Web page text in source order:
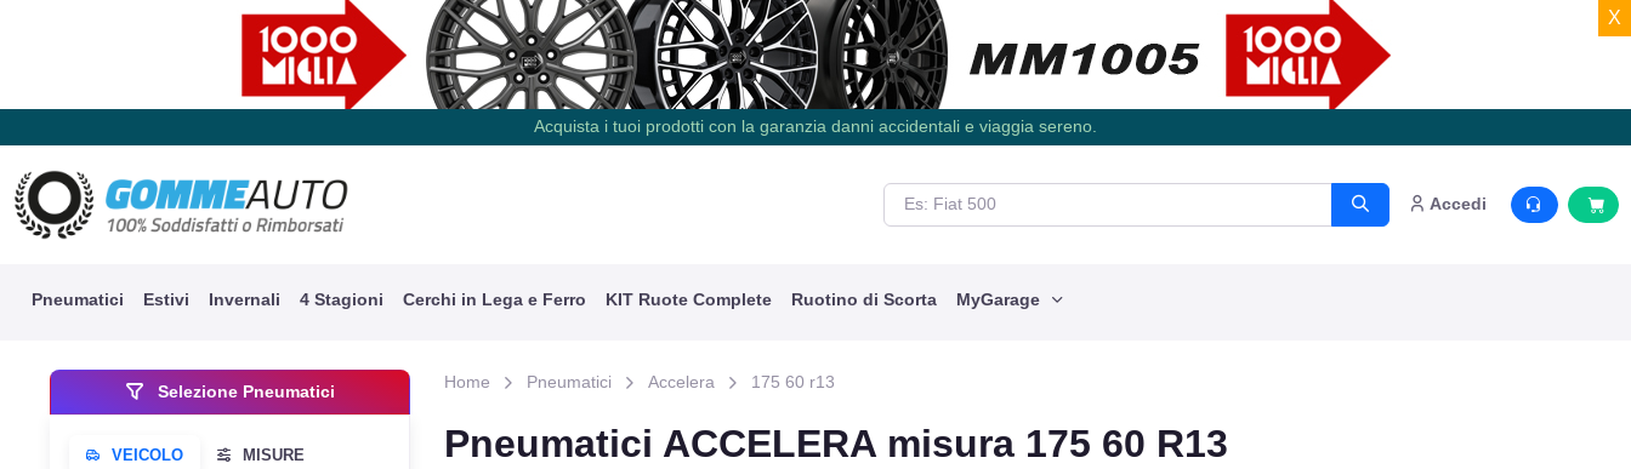
X
Acquista i tuoi prodotti con la garanzia danni accidentali e viaggia sereno.
Accedi
Pneumatici Estivi Invernali 4 Stagioni Cerchi in Lega e Ferro KIT Ruote Complete Ruotino di Scorta MyGarage
Selezione Pneumatici Home Pneumatici Accelera 175 60 r13
Pneumatici ACCELERA misura 175 60 R13